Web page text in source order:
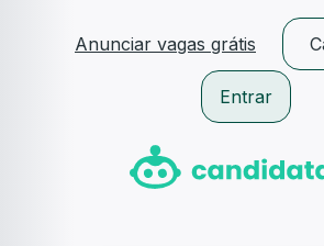
Anunciar vagas grátis
Entrar